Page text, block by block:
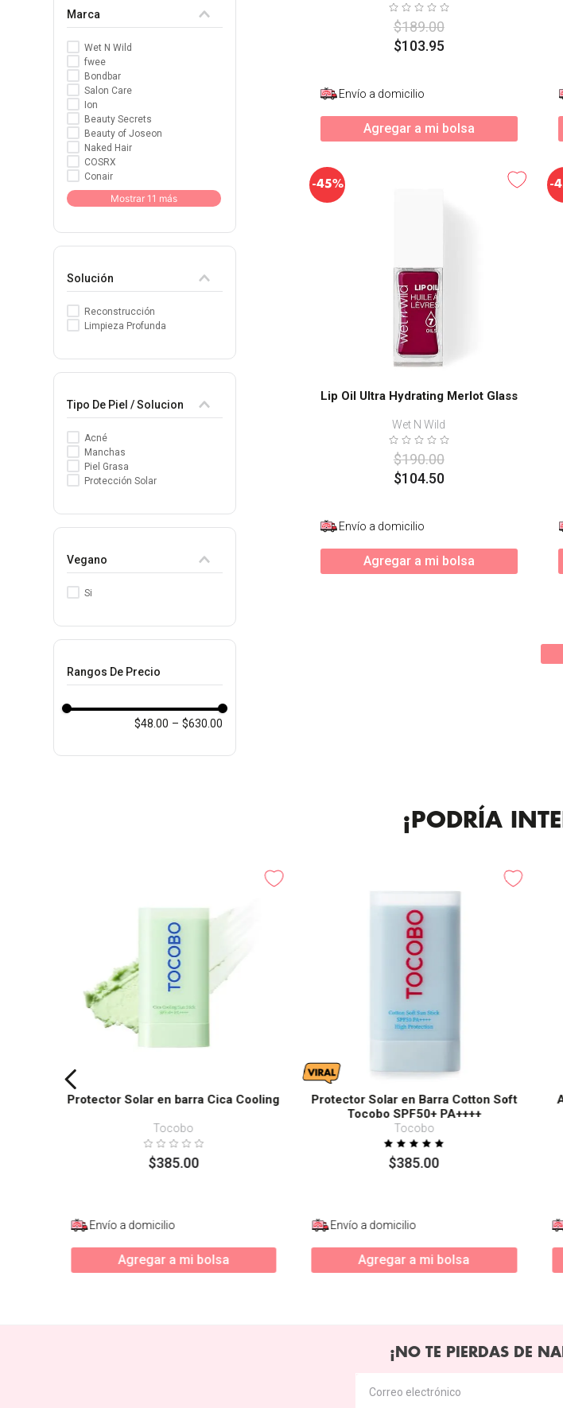
Marca
Wet N Wild
fwee
Bondbar
Salon Care
Ion
Beauty Secrets
Beauty of Joseon
Naked Hair
COSRX
Conair
Mostrar 11 más
Solución
Reconstrucción
Limpieza Profunda
Tipo De Piel / Solucion
Acné
Manchas
Piel Grasa
Protección Solar
Vegano
Si
Rangos De Precio
$48.00 – $630.00
$189.00
$103.95
Envío a domicilio
Agregar a mi bolsa
-45%
Lip Oil Ultra Hydrating Merlot Glass
Wet N Wild
$190.00
$104.50
Envío a domicilio
Agregar a mi bolsa
-
¡PODRÍA
Protector Solar en barra Cica Cooling
Tocobo
$385.00
Envío a domicilio
Agregar a mi bolsa
Protector Solar en Barra Cotton Soft
Tocobo SPF50+ PA++++
Tocobo
$385.00
Envío a domicilio
Agregar a mi bolsa
¡NO TE PIERDAS DE